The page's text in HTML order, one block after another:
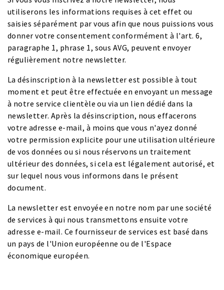
utiliserons les informations requises à cet effet ou
saisies séparément par vous afin que nous puissions vous
donner votre consentement conformément à l'art. 6,
paragraphe 1, phrase 1, sous AVG, peuvent envoyer
régulièrement notre newsletter.
La désinscription à la newsletter est possible à tout
moment et peut être effectuée en envoyant un message
à notre service clientèle ou via un lien dédié dans la
newsletter. Après la désinscription, nous effacerons
votre adresse e-mail, à moins que vous n'ayez donné
votre permission explicite pour une utilisation ultérieure
de vos données ou si nous réservons un traitement
ultérieur des données, si cela est légalement autorisé, et
sur lequel nous vous informons dans le présent
document.
La newsletter est envoyée en notre nom par une société
de services à qui nous transmettons ensuite votre
adresse e-mail. Ce fournisseur de services est basé dans
un pays de l'Union européenne ou de l'Espace
économique européen.